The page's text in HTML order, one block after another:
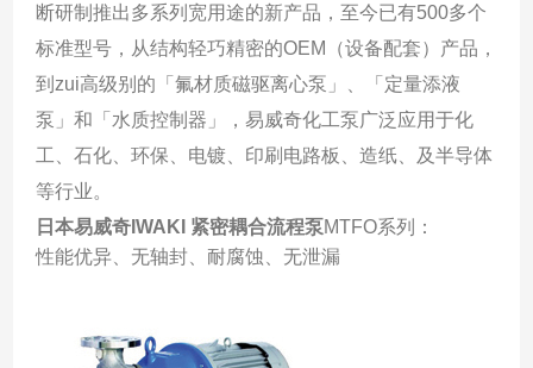
断研制推出多系列宽用途的新产品，至今已有500多个
标准型号，从结构轻巧精密的OEM（设备配套）产品，
到zui高级别的「氟材质磁驱离心泵」、「定量添液
泵」和「水质控制器」，易威奇化工泵广泛应用于化
工、石化、环保、电镀、印刷电路板、造纸、及半导体
等行业。
日本易威奇IWAKI 紧密耦合流程泵MTFO系列：
性能优异、无轴封、耐腐蚀、无泄漏